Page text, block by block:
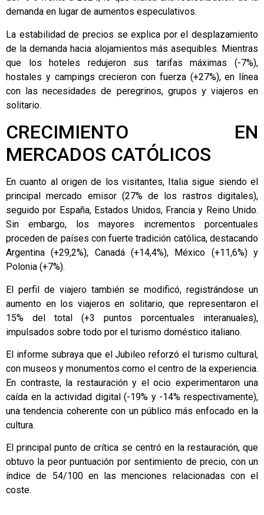
demanda en lugar de aumentos especulativos.
La estabilidad de precios se explica por el desplazamiento
de la demanda hacia alojamientos más asequibles. Mientras
que los hoteles redujeron sus tarifas máximas (-7%),
hostales y campings crecieron con fuerza (+27%), en línea
con las necesidades de peregrinos, grupos y viajeros en
solitario.
CRECIMIENTO EN
MERCADOS CATÓLICOS
En cuanto al origen de los visitantes, Italia sigue siendo el
principal mercado emisor (27% de los rastros digitales),
seguido por España, Estados Unidos, Francia y Reino Unido.
Sin embargo, los mayores incrementos porcentuales
proceden de países con fuerte tradición católica, destacando
Argentina (+29,2%), Canadá (+14,4%), México (+11,6%) y
Polonia (+7%).
El perfil de viajero también se modificó, registrándose un
aumento en los viajeros en solitario, que representaron el
15% del total (+3 puntos porcentuales interanuales),
impulsados sobre todo por el turismo doméstico italiano.
El informe subraya que el Jubileo reforzó el turismo cultural,
con museos y monumentos como el centro de la experiencia.
En contraste, la restauración y el ocio experimentaron una
caída en la actividad digital (-19% y -14% respectivamente),
una tendencia coherente con un público más enfocado en la
cultura.
El principal punto de crítica se centró en la restauración, que
obtuvo la peor puntuación por sentimiento de precio, con un
índice de 54/100 en las menciones relacionadas con el
coste.